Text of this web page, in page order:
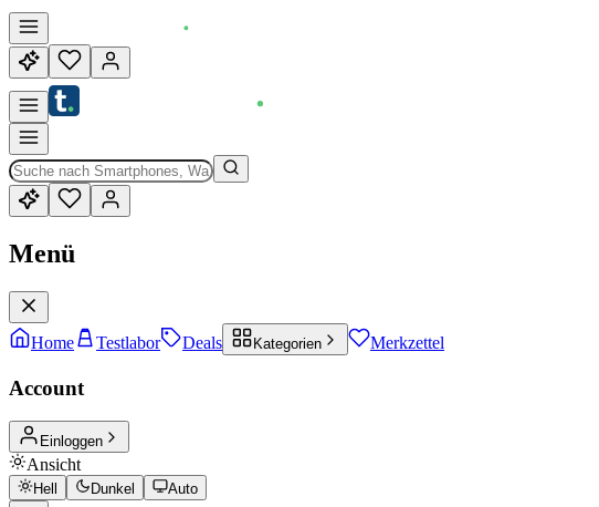
Menü
Home Testlabor Deals Kategorien Merkzettel
Account
Einloggen
Ansicht
Hell Dunkel Auto